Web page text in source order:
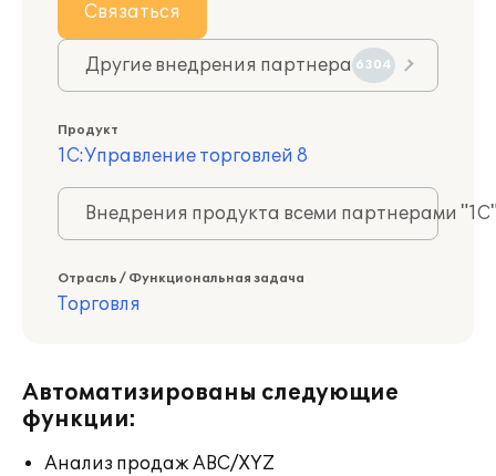
Связаться
Другие внедрения партнера 6304
Продукт
1С:Управление торговлей 8
Внедрения продукта всеми партнерами
Отрасль / Функциональная задача
Торговля
Автоматизированы следующие
функции:
Анализ продаж ABC/XYZ